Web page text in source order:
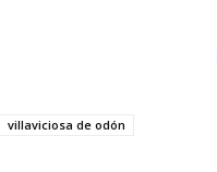
villaviciosa de odón